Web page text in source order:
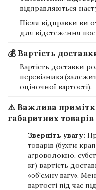
відправляються
Після відправки ви
для відстеження
💰 Вартість
Вартість доставки
перевізника
оціночної вартості).
⚠️ Важлива
габаритних товарів
Зверніть увагу:
товарів (бухти
агроволокно,
кг) вартість
«об'ємну вагу».
вартості під час